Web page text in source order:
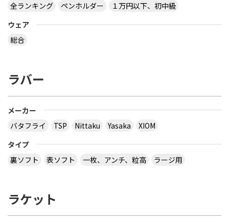
全ランキング
ペンホルダー
１万円以下、初中級
ウェア
総合
ラバー
メーカー
バタフライ
TSP Nittaku Yasaka
XIOM
タイプ
裏ソフト
表ソフト 一枚、アンチ、粒高 ラージ用
ラケット